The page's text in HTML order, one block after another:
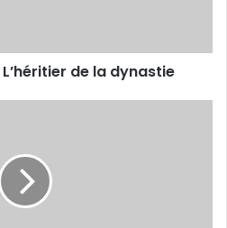
de la dynastie